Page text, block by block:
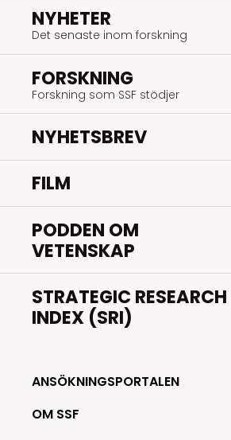
NYHETER
Det senaste inom forskning
FORSKNING
Forskning som SSF stödjer
NYHETSBREV
FILM
PODDEN OM
VETENSKAP
STRATEGIC RESEARCH
INDEX (SRI)
ANSÖKNINGSPORTALEN
OM SSF